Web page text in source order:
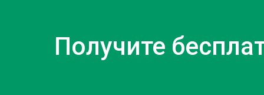
Получите